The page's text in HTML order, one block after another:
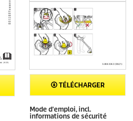
TÉLÉCHARGER
Mode d'emploi, incl.
informations de sécurité